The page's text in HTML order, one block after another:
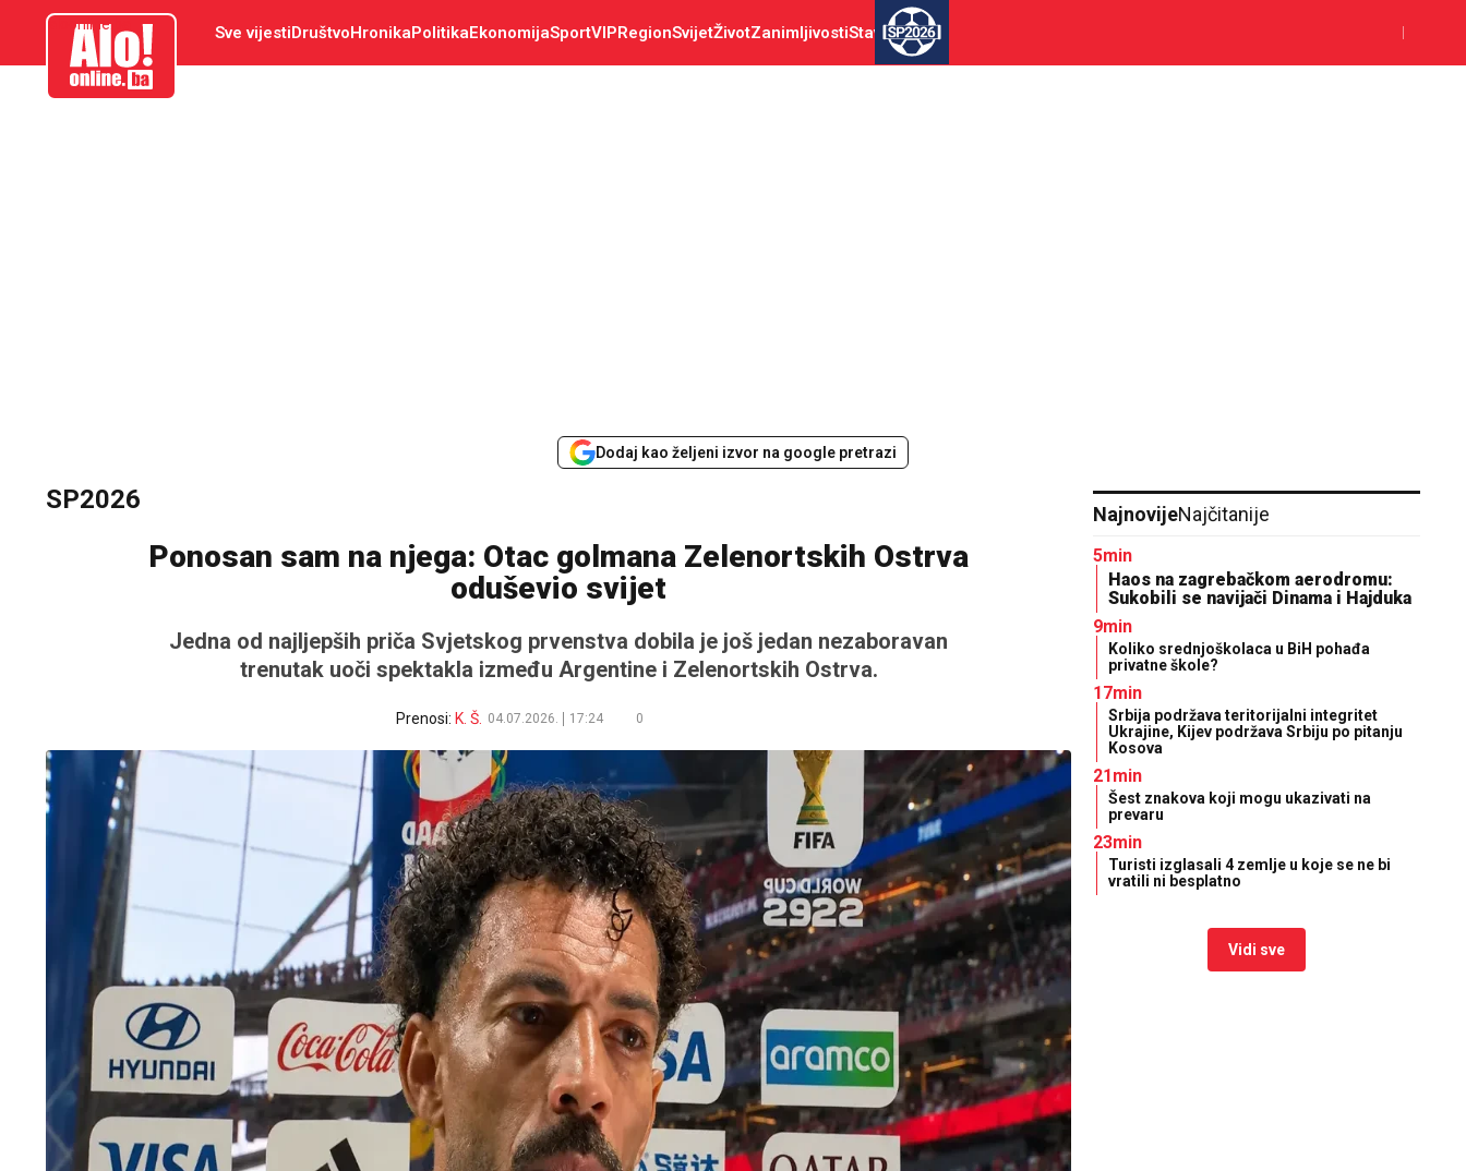
aloonline.ba Sve vijestiDruštvoHronikaPolitikaEkonomijaSportVIPRegionSvijetŽivotZanimljivostiStav SP2026
Dodaj kao željeni izvor na google pretrazi
SP2026
Ponosan sam na njega: Otac golmana Zelenortskih Ostrva
oduševio svijet
Jedna od najljepših priča Svjetskog prvenstva dobila je još jedan nezaboravan
trenutak uoči spektakla između Argentine i Zelenortskih Ostrva.
Prenosi: K. Š. 04.07.2026. 17:24 0
NajnovijeNajčitanije
5min
Haos na zagrebačkom aerodromu:
Sukobili se navijači Dinama i Hajduka
9min
Koliko srednjoškolaca u BiH pohađa
privatne škole?
17min
Srbija podržava teritorijalni integritet
Ukrajine, Kijev podržava Srbiju po pitanju
Kosova
21min
Šest znakova koji mogu ukazivati na
prevaru
23min
Turisti izglasali 4 zemlje u koje se ne bi
vratili ni besplatno
Vidi sve